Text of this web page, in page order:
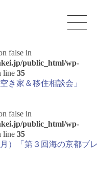
false in
public_html/wp-
line 35
き家＆移住相談会」
false in
public_html/wp-
line 35
）「第３回海の京都ブレ